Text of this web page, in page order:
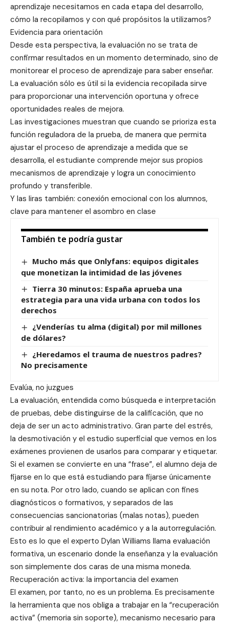
aprendizaje necesitamos en cada etapa del desarrollo,
cómo la recopilamos y con qué propósitos la utilizamos?
Evidencia para orientación
Desde esta perspectiva, la evaluación no se trata de
confirmar resultados en un momento determinado, sino de
monitorear el proceso de aprendizaje para saber enseñar.
La evaluación sólo es útil si la evidencia recopilada sirve
para proporcionar una intervención oportuna y ofrece
oportunidades reales de mejora.
Las investigaciones muestran que cuando se prioriza esta
función reguladora de la prueba, de manera que permita
ajustar el proceso de aprendizaje a medida que se
desarrolla, el estudiante comprende mejor sus propios
mecanismos de aprendizaje y logra un conocimiento
profundo y transferible.
Y las liras también: conexión emocional con los alumnos,
clave para mantener el asombro en clase
También te podría gustar
Mucho más que Onlyfans: equipos digitales
que monetizan la intimidad de las jóvenes
Tierra 30 minutos: España aprueba una
estrategia para una vida urbana con todos los
derechos
¿Venderías tu alma (digital) por mil millones
de dólares?
¿Heredamos el trauma de nuestros padres?
No precisamente
Evalúa, no juzgues
La evaluación, entendida como búsqueda e interpretación
de pruebas, debe distinguirse de la calificación, que no
deja de ser un acto administrativo. Gran parte del estrés,
la desmotivación y el estudio superficial que vemos en los
exámenes provienen de usarlos para comparar y etiquetar.
Si el examen se convierte en una “frase”, el alumno deja de
fijarse en lo que está estudiando para fijarse únicamente
en su nota. Por otro lado, cuando se aplican con fines
diagnósticos o formativos, y separados de las
consecuencias sancionatorias (malas notas), pueden
contribuir al rendimiento académico y a la autorregulación.
Esto es lo que el experto Dylan Williams llama evaluación
formativa, un escenario donde la enseñanza y la evaluación
son simplemente dos caras de una misma moneda.
Recuperación activa: la importancia del examen
El examen, por tanto, no es un problema. Es precisamente
la herramienta que nos obliga a trabajar en la “recuperación
activa” (memoria sin soporte), mecanismo necesario para